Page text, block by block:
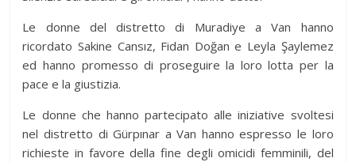
Le donne del distretto di Muradiye a Van hanno
ricordato Sakine Cansız, Fidan Doğan e Leyla Şaylemez
ed hanno promesso di proseguire la loro lotta per la
pace e la giustizia.
Le donne che hanno partecipato alle iniziative svoltesi
nel distretto di Gürpınar a Van hanno espresso le loro
richieste in favore della fine degli omicidi femminili, del